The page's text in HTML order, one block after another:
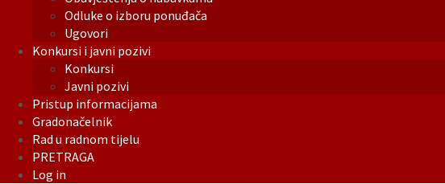
Odluke o izboru ponuđača
Ugovori
Konkursi i javni pozivi
Konkursi
Javni pozivi
Pristup informacijama
Gradonačelnik
Rad u radnom tijelu
PRETRAGA
Log in